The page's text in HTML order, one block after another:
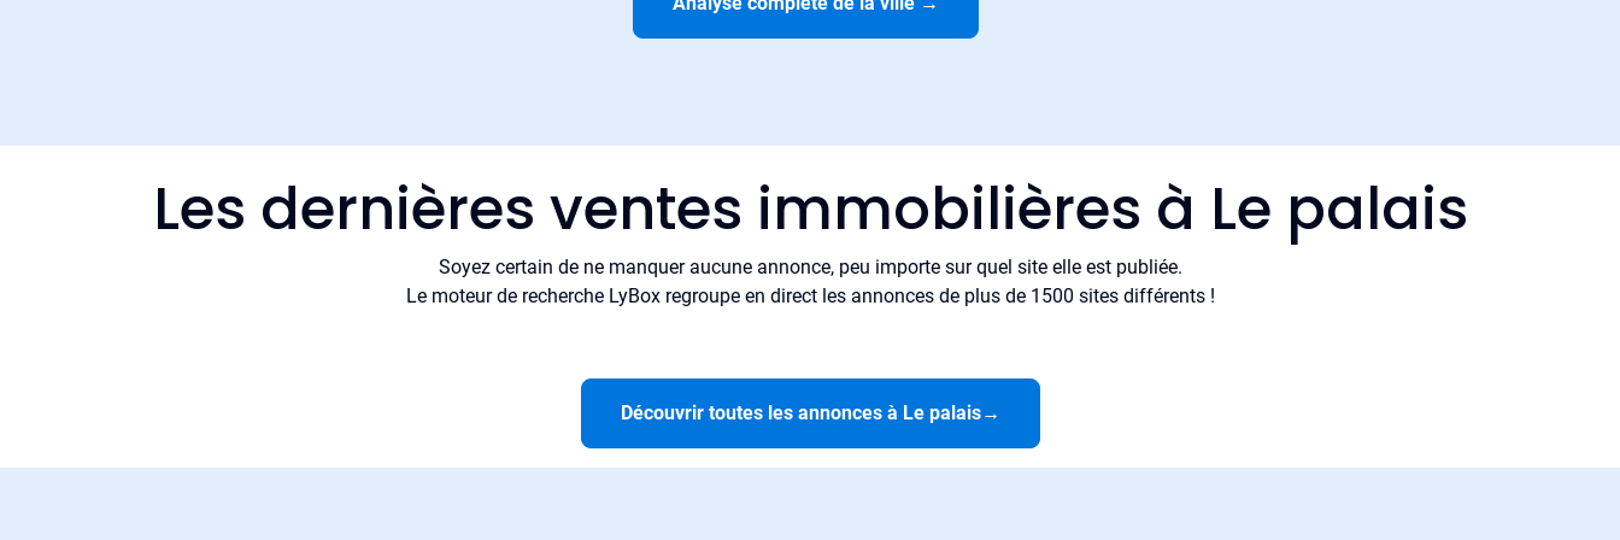
Les dernières ventes immobilières à Le palais
Soyez certain de ne manquer aucune annonce, peu importe sur quel site elle est publiée.
Le moteur de recherche LyBox regroupe en direct les annonces de plus de 1500 sites différents !
Découvrir toutes les annonces à Le palais→